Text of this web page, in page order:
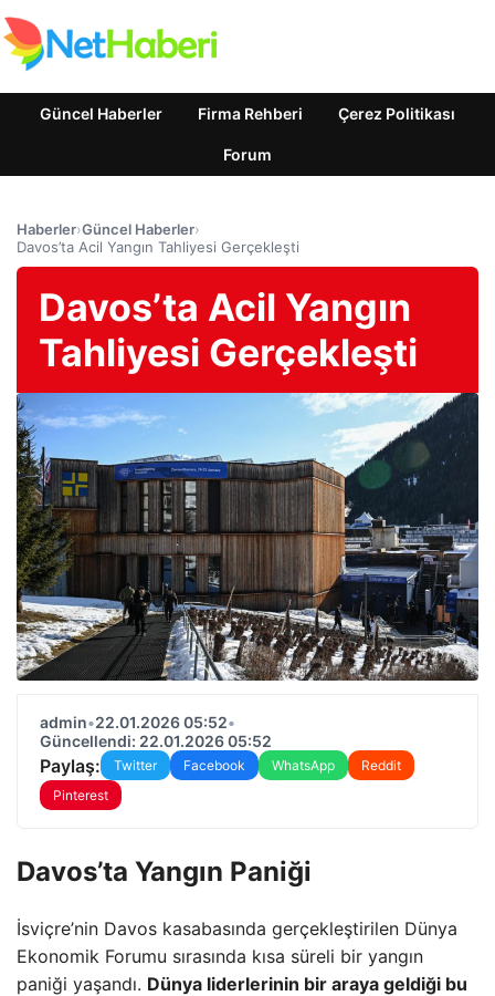
Güncel Haberler Firma Rehberi Çerez Politikası
Forum
Haberler›Güncel Haberler›
Davos’ta Acil Yangın Tahliyesi Gerçekleşti
Davos’ta Acil Yangın
Tahliyesi Gerçekleşti
admin•22.01.2026 05:52•
Güncellendi: 22.01.2026 05:52
Paylaş: Twitter Facebook WhatsApp
Reddit
Pinterest
Davos’ta Yangın Paniği
İsviçre’nin Davos kasabasında gerçekleştirilen Dünya
Ekonomik Forumu sırasında kısa süreli bir yangın
paniği yaşandı. Dünya liderlerinin bir araya geldiği bu